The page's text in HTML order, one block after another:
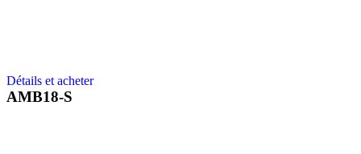
Détails et acheter
AMB18-S